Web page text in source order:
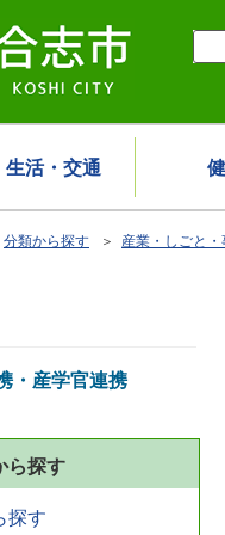
生活・交通
分類から探す ＞ 産業・しごと
・産学官連携
ら探す
探す